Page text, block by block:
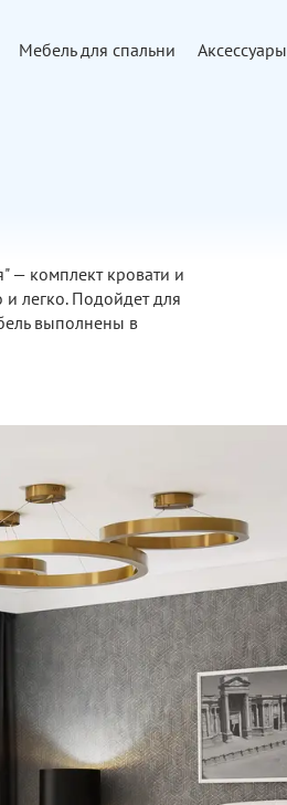
Мебель для спальни Аксессуары
— комплект кровати и
и легко. Подойдет для
выполнены в